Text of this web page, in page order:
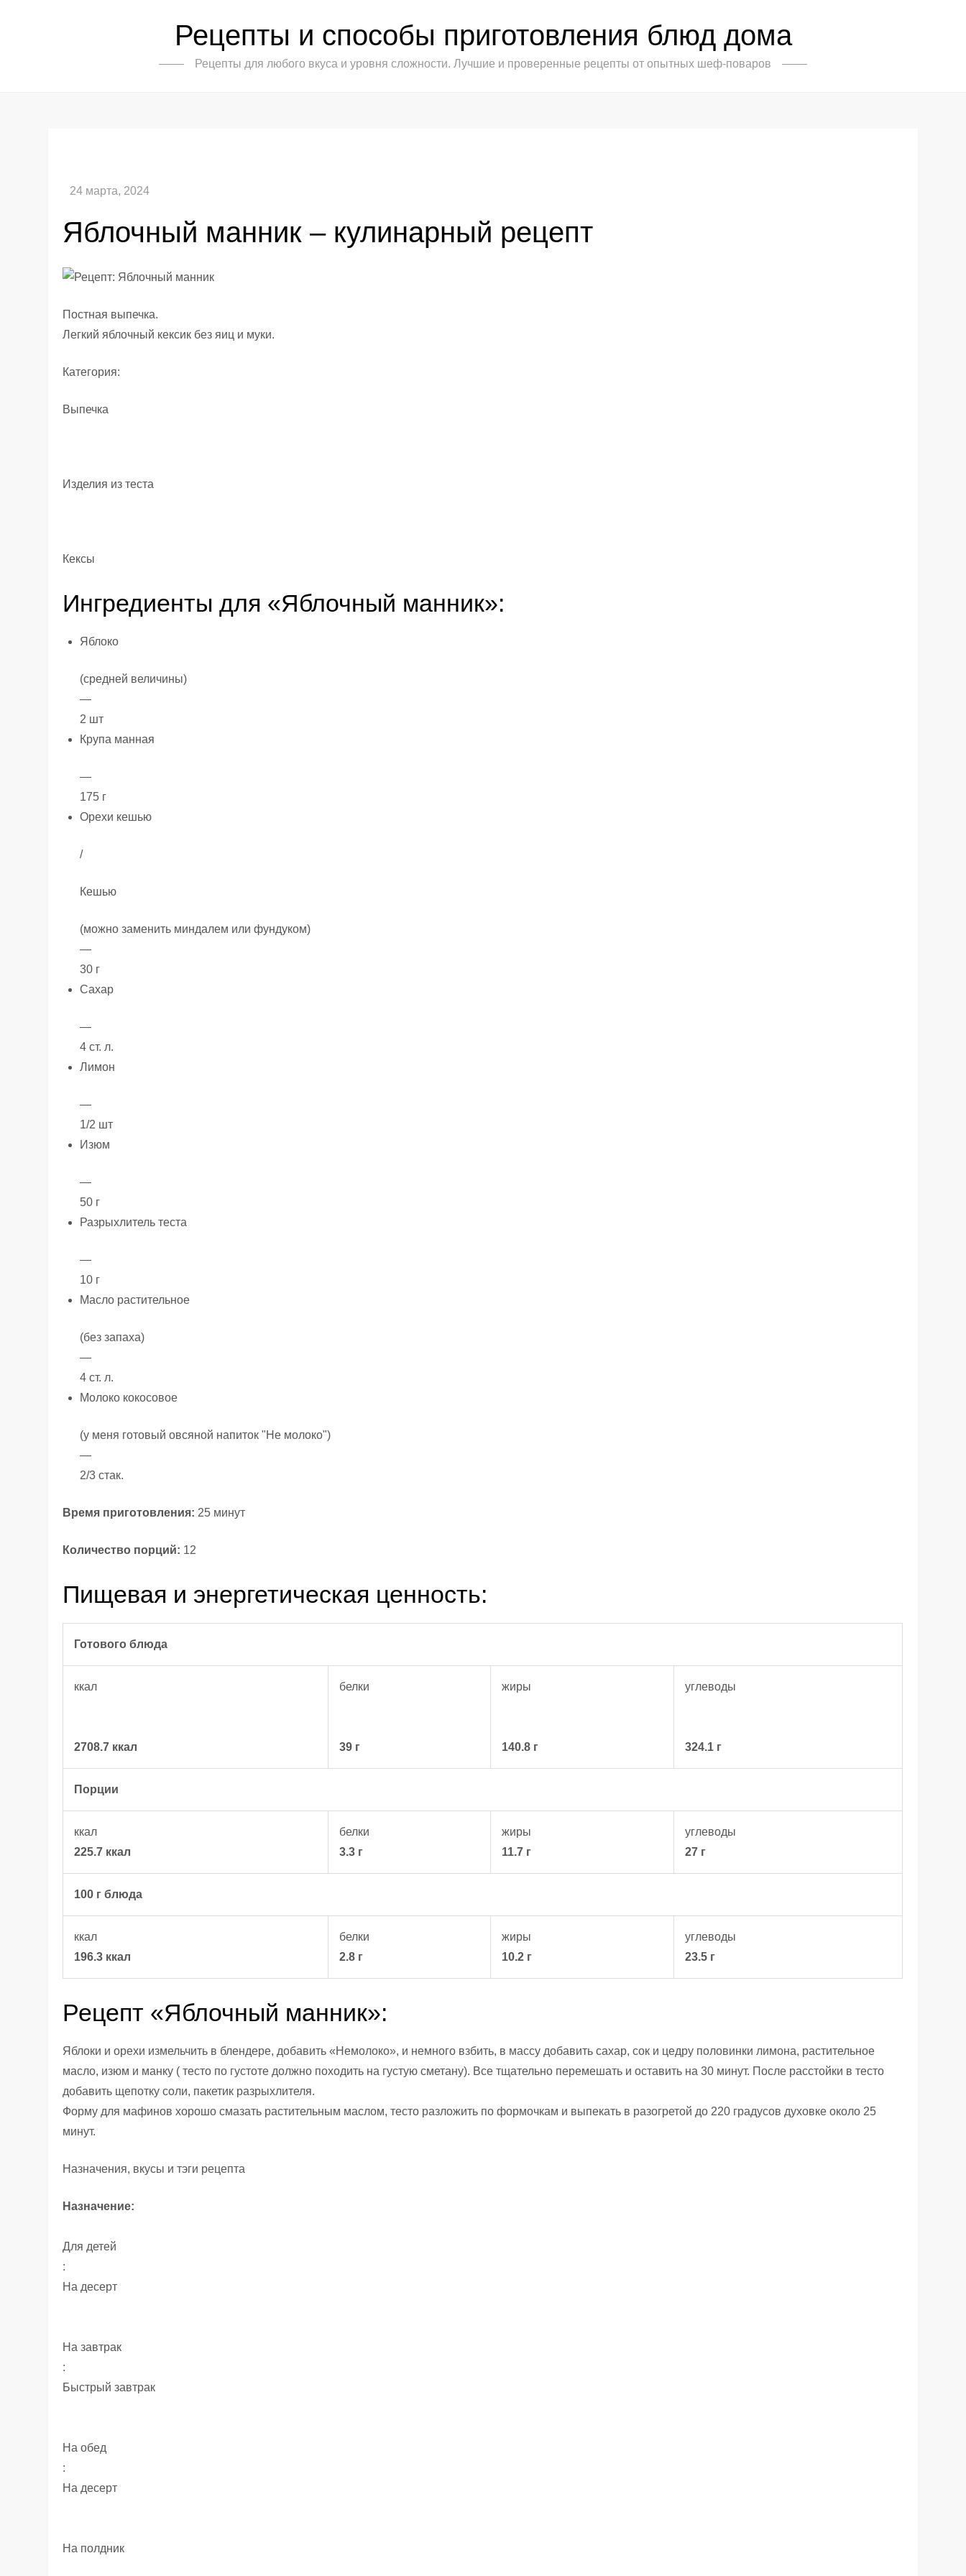
Рецепты и способы приготовления блюд дома
Рецепты для любого вкуса и уровня сложности. Лучшие и проверенные рецепты от опытных шеф-поваров
Яблочный манник – кулинарный рецепт
Постная выпечка.
Легкий яблочный кексик без яиц и муки.
Категория:
Выпечка
Изделия из теста
Кексы
Ингредиенты для «Яблочный манник»:
Яблоко
(средней величины)
—
2 шт
Крупа манная
—
175 г
Орехи кешью
/
Кешью
(можно заменить миндалем или фундуком)
—
30 г
Сахар
—
4 ст. л.
Лимон
—
1/2 шт
Изюм
—
50 г
Разрыхлитель теста
—
10 г
Масло растительное
(без запаха)
—
4 ст. л.
Молоко кокосовое
(у меня готовый овсяной напиток "Не молоко")
—
2/3 стак.
Время приготовления: 25 минут
Количество порций: 12
Пищевая и энергетическая ценность:
Готового блюда
ккал
2708.7 ккал
белки
39 г
жиры
140.8 г
углеводы
324.1 г
Порции
ккал
225.7 ккал
белки
3.3 г
жиры
11.7 г
углеводы
27 г
100 г блюда
ккал
196.3 ккал
белки
2.8 г
жиры
10.2 г
углеводы
23.5 г
Рецепт «Яблочный манник»:
Яблоки и орехи измельчить в блендере, добавить «Немолоко», и немного взбить, в массу добавить сахар, сок и цедру половинки лимона, растительное
масло, изюм и манку ( тесто по густоте должно походить на густую сметану). Все тщательно перемешать и оставить на 30 минут. После расстойки в тесто
добавить щепотку соли, пакетик разрыхлителя.
Форму для мафинов хорошо смазать растительным маслом, тесто разложить по формочкам и выпекать в разогретой до 220 градусов духовке около 25
минут.
Назначения, вкусы и тэги рецепта
Назначение:
Для детей
:
На десерт
На завтрак
:
Быстрый завтрак
На обед
:
На десерт
На полдник